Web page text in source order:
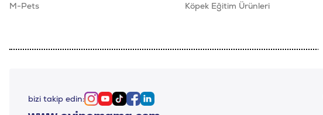
M-Pets
Köpek Eğitim Ürünleri
bizi takip edin: Instagram
Youtube
TiktokFacebook
Linkedin